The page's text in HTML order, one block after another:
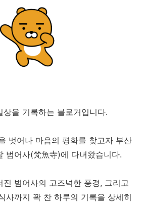
을 기록하는 블로거입니다.
벗어나 마음의 평화를 찾고자 부산
범어사(梵魚寺)에 다녀왔습니다.
진 범어사의 고즈넉한 풍경, 그리고
사까지 꽉 찬 하루의 기록을 상세히